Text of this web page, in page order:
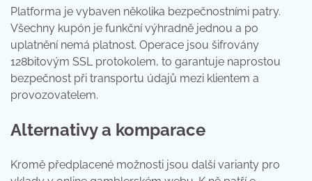
Platforma je vybaven několika bezpečnostními patry.
Všechny kupón je funkční výhradně jednou a po
uplatnění nemá platnost. Operace jsou šifrovány
128bitovým SSL protokolem, to garantuje naprostou
bezpečnost při transportu údajů mezi klientem a
provozovatelem.
Alternativy a komparace
Kromě předplacené možnosti jsou další varianty pro